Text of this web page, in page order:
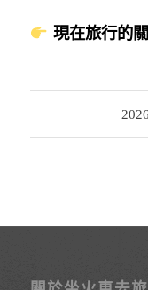
現在旅行的
/